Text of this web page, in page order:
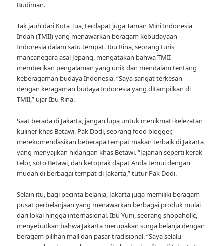
Budiman.
Tak jauh dari Kota Tua, terdapat juga Taman Mini Indonesia
Indah (TMII) yang menawarkan beragam kebudayaan
Indonesia dalam satu tempat. Ibu Rina, seorang turis
mancanegara asal Jepang, mengatakan bahwa TMII
memberikan pengalaman yang unik dan mendalam tentang
keberagaman budaya Indonesia. “Saya sangat terkesan
dengan keragaman budaya Indonesia yang ditampilkan di
TMII,” ujar Ibu Rina.
Saat berada di Jakarta, jangan lupa untuk menikmati kelezatan
kuliner khas Betawi. Pak Dodi, seorang food blogger,
merekomendasikan beberapa tempat makan terbaik di Jakarta
yang menyajikan hidangan khas Betawi. “Jajanan seperti kerak
telor, soto Betawi, dan ketoprak dapat Anda temui dengan
mudah di berbagai tempat di Jakarta,” tutur Pak Dodi.
Selain itu, bagi pecinta belanja, Jakarta juga memiliki beragam
pusat perbelanjaan yang menawarkan berbagai produk mulai
dari lokal hingga internasional. Ibu Yuni, seorang shopaholic,
menyebutkan bahwa Jakarta merupakan surga belanja dengan
beragam pilihan mall dan pasar tradisional. “Saya selalu